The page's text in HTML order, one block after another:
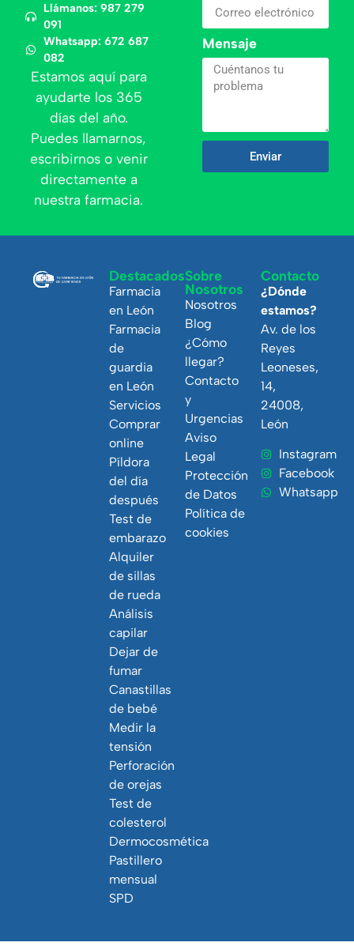
Llámanos: 987 279
091
Whatsapp: 672 687
082
Estamos aquí para
ayudarte los 365
días del año.
Puedes llamarnos,
escribirnos o venir
directamente a
nuestra farmacia.
Mensaje
Enviar
Destacados
Farmacia
en León
Farmacia
de
guardia
en León
Servicios
Comprar
online
Píldora
del día
después
Test de
embarazo
Alquiler
de sillas
de rueda
Análisis
capilar
Dejar de
fumar
Canastillas
de bebé
Medir la
tensión
Perforación
de orejas
Test de
colesterol
Dermocosmética
Pastillero
mensual
SPD
Sobre
Nosotros
Nosotros
Blog
¿Cómo
llegar?
Contacto
y
Urgencias
Aviso
Legal
Protección
de Datos
Política de
cookies
Contacto
¿Dónde
estamos?
Av. de los
Reyes
Leoneses,
14,
24008,
León
Instagram
Facebook
Whatsapp